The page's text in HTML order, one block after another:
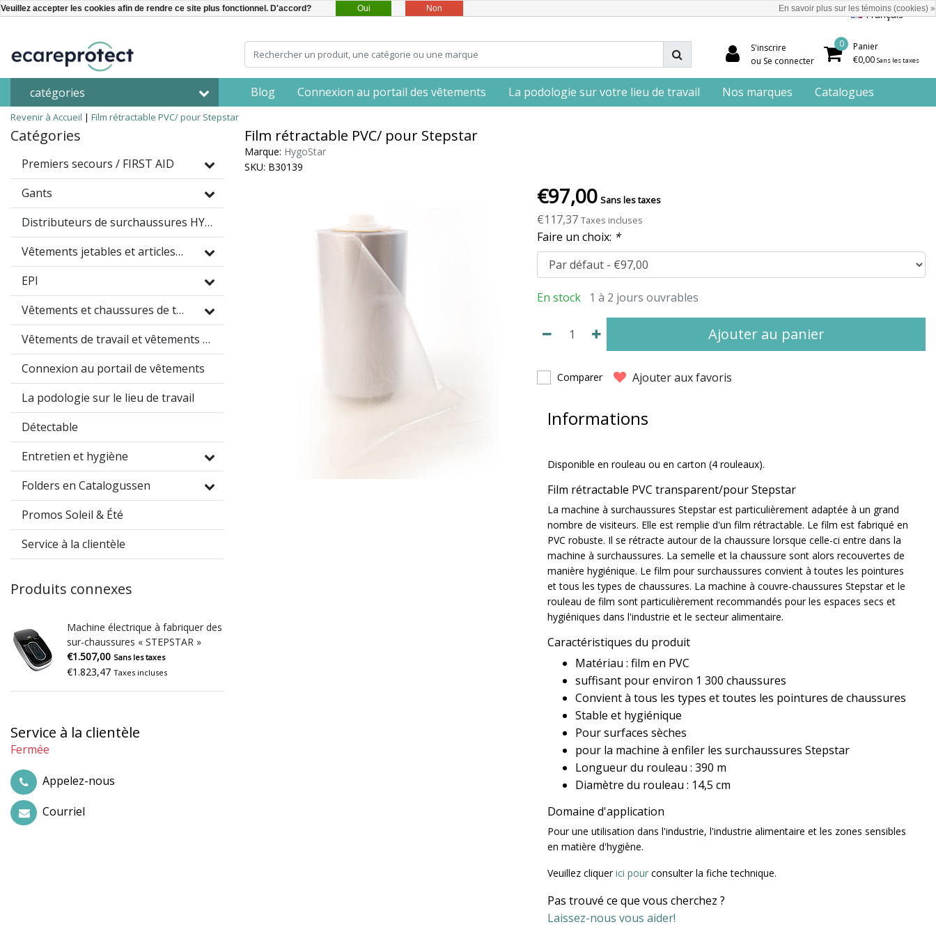
Français
S'inscrire
ou Se connecter
0
Panier
€0,00 Sans les taxes
catégories Blog Connexion au portail des vêtements La podologie sur votre lieu de travail Nos marques Catalogues
Revenir à Accueil | Film rétractable PVC/ pour Stepstar
Catégories
Premiers secours / FIRST AID
Gants
Distributeurs de surchaussures HYGOMAT
Vêtements jetables et articles à usage unique
EPI
Vêtements et chaussures de travail
Vêtements de travail et vêtements promotionnels
Connexion au portail de vêtements
La podologie sur le lieu de travail
Détectable
Entretien et hygiène
Folders en Catalogussen
Promos Soleil & Été
Service à la clientèle
Produits connexes
Machine électrique à fabriquer des
sur-chaussures « STEPSTAR »
€1.507,00 Sans les taxes
€1.823,47 Taxes incluses
Service à la clientèle
Fermée
Appelez-nous
Courriel
Film rétractable PVC/ pour Stepstar
Marque: HygoStar
SKU: B30139
€97,00 Sans les taxes
€117,37 Taxes incluses
Faire un choix: *
En stock 1 à 2 jours ouvrables
Ajouter au panier
Comparer Ajouter aux favoris
Informations
Disponible en rouleau ou en carton (4 rouleaux).
Film rétractable PVC transparent/pour Stepstar
La machine à surchaussures Stepstar est particulièrement adaptée à un grand
nombre de visiteurs. Elle est remplie d'un film rétractable. Le film est fabriqué en
PVC robuste. Il se rétracte autour de la chaussure lorsque celle-ci entre dans la
machine à surchaussures. La semelle et la chaussure sont alors recouvertes de
manière hygiénique. Le film pour surchaussures convient à toutes les pointures
et tous les types de chaussures. La machine à couvre-chaussures Stepstar et le
rouleau de film sont particulièrement recommandés pour les espaces secs et
hygiéniques dans l'industrie et le secteur alimentaire.
Caractéristiques du produit
Matériau : film en PVC
suffisant pour environ 1 300 chaussures
Convient à tous les types et toutes les pointures de chaussures
Stable et hygiénique
Pour surfaces sèches
pour la machine à enfiler les surchaussures Stepstar
Longueur du rouleau : 390 m
Diamètre du rouleau : 14,5 cm
Domaine d'application
Pour une utilisation dans l'industrie, l'industrie alimentaire et les zones sensibles
en matière d'hygiène.
Veuillez cliquerici pour consulter la fiche technique.
Pas trouvé ce que vous cherchez ?
Laissez-nous vous aider!
Veuillez accepter les cookies afin de rendre ce site plus fonctionnel. D'accord? Oui Non En savoir plus sur les témoins (cookies) »